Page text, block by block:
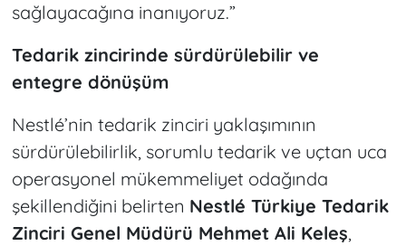
sağlayacağına inanıyoruz.”
Tedarik zincirinde sürdürülebilir ve
entegre dönüşüm
Nestlé’nin tedarik zinciri yaklaşımının
sürdürülebilirlik, sorumlu tedarik ve uçtan uca
operasyonel mükemmeliyet odağında
şekillendiğini belirten Nestlé Türkiye Tedarik
Zinciri Genel Müdürü Mehmet Ali Keleş,